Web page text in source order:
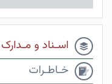
اسـناد و مـدارک
خـاطـرات